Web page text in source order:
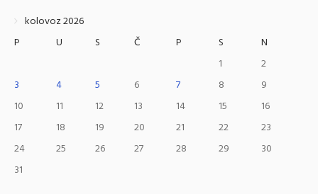
kolovoz 2026
P
U S Č P S
N
1
2
3
4 5 6 7 8
9
10
11 12 13 14 15
16
17
18 19 20 21 22
23
24
25 26 27 28 29
30
31